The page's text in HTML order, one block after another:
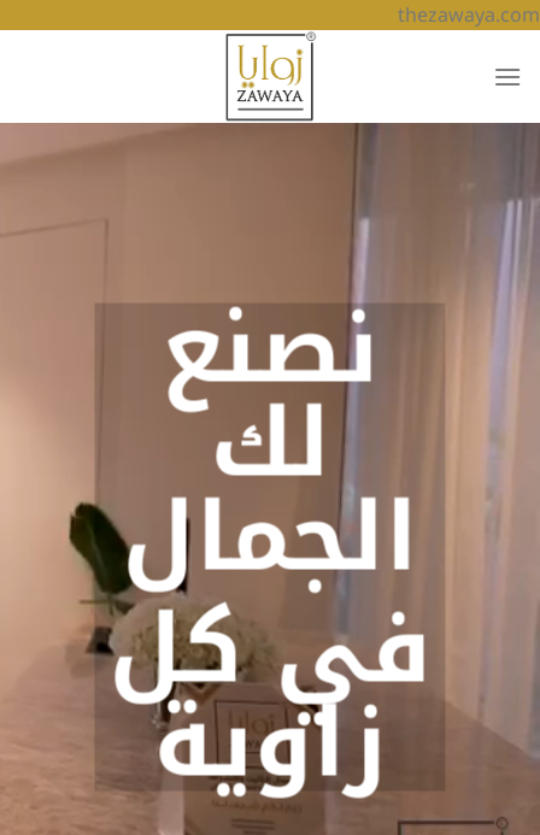
thezawaya.comتخطي
نصنع
لك
الجمال
في كل
زاوية